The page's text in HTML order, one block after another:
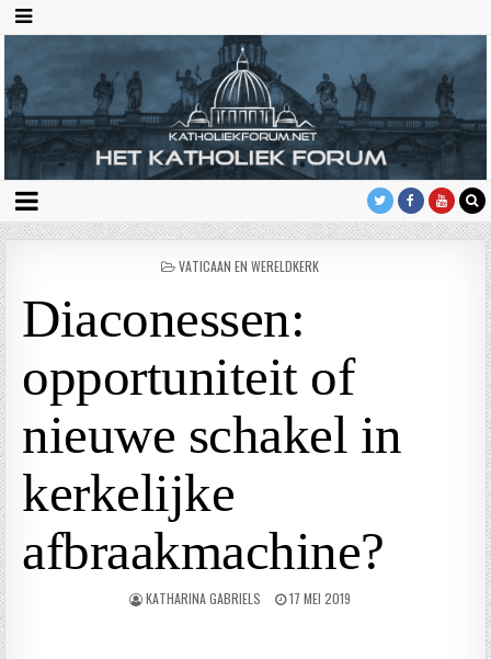
GEPLAATST
VATICAAN EN WERELDKERK
Diaconessen:
opportuniteit of
nieuwe schakel in
kerkelijke
afbraakmachine?
KATHARINA GABRIELS 17 MEI 2019